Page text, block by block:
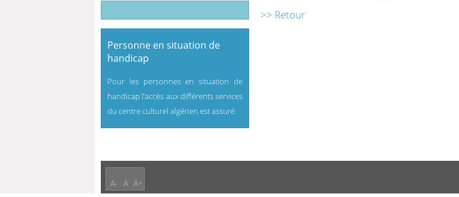
>> Retour
Personne en situation de
handicap
Pour les personnes en situation de
handicap l’accès aux différents services
du centre culturel algérien est assuré.
A- A A+